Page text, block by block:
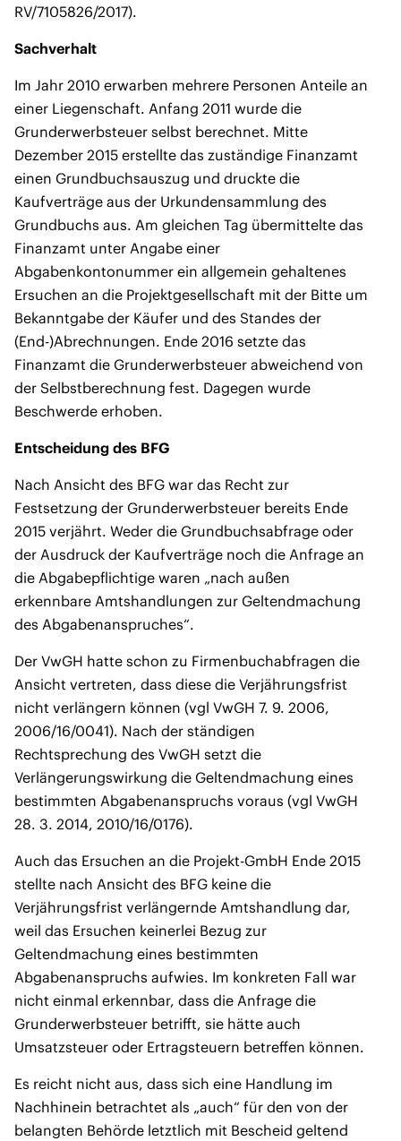
RV/7105826/2017).
Sachverhalt
Im Jahr 2010 erwarben mehrere Personen Anteile an
einer Liegenschaft. Anfang 2011 wurde die
Grunderwerbsteuer selbst berechnet. Mitte
Dezember 2015 erstellte das zuständige Finanzamt
einen Grundbuchsauszug und druckte die
Kaufverträge aus der Urkundensammlung des
Grundbuchs aus. Am gleichen Tag übermittelte das
Finanzamt unter Angabe einer
Abgabenkontonummer ein allgemein gehaltenes
Ersuchen an die Projektgesellschaft mit der Bitte um
Bekanntgabe der Käufer und des Standes der
(End-)Abrechnungen. Ende 2016 setzte das
Finanzamt die Grunderwerbsteuer abweichend von
der Selbstberechnung fest. Dagegen wurde
Beschwerde erhoben.
Entscheidung des BFG
Nach Ansicht des BFG war das Recht zur
Festsetzung der Grunderwerbsteuer bereits Ende
2015 verjährt. Weder die Grundbuchsabfrage oder
der Ausdruck der Kaufverträge noch die Anfrage an
die Abgabepflichtige waren „nach außen
erkennbare Amtshandlungen zur Geltendmachung
des Abgabenanspruches“.
Der VwGH hatte schon zu Firmenbuchabfragen die
Ansicht vertreten, dass diese die Verjährungsfrist
nicht verlängern können (vgl VwGH 7. 9. 2006,
2006/16/0041). Nach der ständigen
Rechtsprechung des VwGH setzt die
Verlängerungswirkung die Geltendmachung eines
bestimmten Abgabenanspruchs voraus (vgl VwGH
28. 3. 2014, 2010/16/0176).
Auch das Ersuchen an die Projekt-GmbH Ende 2015
stellte nach Ansicht des BFG keine die
Verjährungsfrist verlängernde Amtshandlung dar,
weil das Ersuchen keinerlei Bezug zur
Geltendmachung eines bestimmten
Abgabenanspruchs aufwies. Im konkreten Fall war
nicht einmal erkennbar, dass die Anfrage die
Grunderwerbsteuer betrifft, sie hätte auch
Umsatzsteuer oder Ertragsteuern betreffen können.
Es reicht nicht aus, dass sich eine Handlung im
Nachhinein betrachtet als „auch“ für den von der
belangten Behörde letztlich mit Bescheid geltend